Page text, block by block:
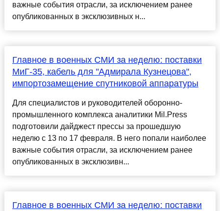
важные события отрасли, за исключением ранее
опубликованных в эксклюзивных н...
Главное в военных СМИ за неделю: поставки
МиГ-35, кабель для "Адмирала Кузнецова",
импортозамещение спутниковой аппаратуры
Для специалистов и руководителей оборонно-
промышленного комплекса аналитики Mil.Press
подготовили дайджест прессы за прошедшую
неделю с 13 по 17 февраля. В него попали наиболее
важные события отрасли, за исключением ранее
опубликованных в эксклюзивн...
Главное в военных СМИ за неделю: поставки